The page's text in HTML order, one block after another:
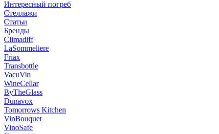
Интересный погреб
Стеллажи
Статьи
Бренды
Climadiff
LaSommeliere
Friax
Transbottle
VacuVin
WineCellar
ByTheGlass
Dunavox
Tomorrows Kitchen
VinBouquet
VinoSafe